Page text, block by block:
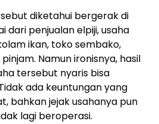
diketahui bergerak di
dari penjualan elpiji, usaha
ikan, toko sembako,
Namun ironisnya, hasil
tersebut nyaris bisa
ada keuntungan yang
bahkan jejak usahanya pun
lagi beroperasi.